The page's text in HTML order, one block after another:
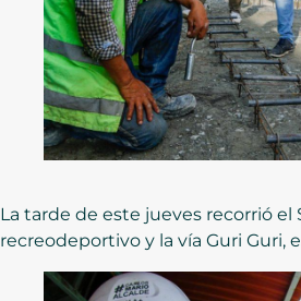
La tarde de este jueves recorrió el
recreodeportivo y la vía Guri Guri,